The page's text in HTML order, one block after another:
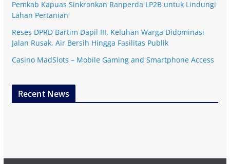
Pemkab Kapuas Sinkronkan Ranperda LP2B untuk Lindungi
Lahan Pertanian
Reses DPRD Bartim Dapil III, Keluhan Warga Didominasi
Jalan Rusak, Air Bersih Hingga Fasilitas Publik
Casino MadSlots – Mobile Gaming and Smartphone Access
Recent News